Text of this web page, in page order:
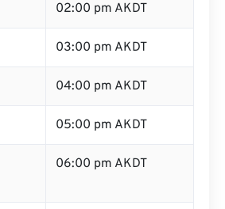
02:00 pm AKDT
03:00 pm AKDT
04:00 pm AKDT
05:00 pm AKDT
06:00 pm AKDT